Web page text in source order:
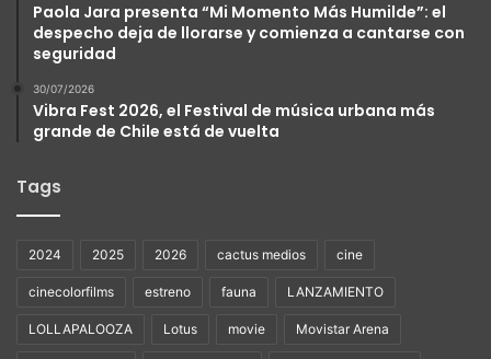
Paola Jara presenta “Mi Momento Más Humilde”: el
despecho deja de llorarse y comienza a cantarse con
seguridad
30/07/2026
Vibra Fest 2026, el Festival de música urbana más
grande de Chile está de vuelta
Tags
2024 2025 2026 cactus medios cine
cinecolorfilms estreno fauna LANZAMIENTO
LOLLAPALOOZA Lotus movie Movistar Arena